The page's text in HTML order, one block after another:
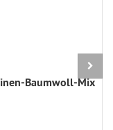
Baumwoll-Mix